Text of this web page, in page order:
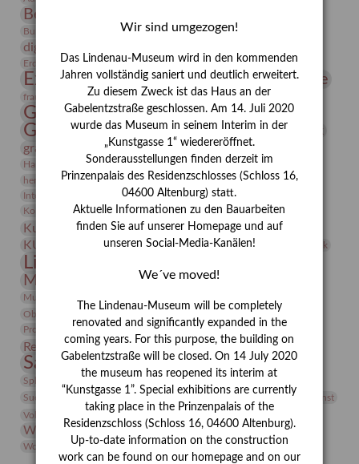
Bernhard August von Lindenau
Burg Posterstein Conrad Felixmüller Depot
digitallabor
Erdmann Julius Dietrich
Erlebnisportal estrusker Exlibris
Expressionismus Festrede Florenz Fotografie
frauen Frauen in der Antike und heute
Gerhard-Altenbourg-Preis
Gerhard Altenbourg
Gerhard Kurt Müller
grafische sammlung griechische Mythologie
Hanns-Conon von der Gabelentz Heinrich Kirchhoff Heldinnen
herman de vries Humboldt
Insekten
Integriertes Schädlingsmanagement
Italien Jahresempfang
Kolosseum
Kooperationsausstellung Korkmodelle Kunst
Kunstmuseum Kunstvermittlung Kunst von Kühl
KUNSTWAND Kurs Künstler Künstlerin Lehmbruck
Lindenau-Museum
Museumsgeschichte Museumsnacht
Museumspädagogik Natur
Objekt im Fokus
Phelloplastik
Pohlhof
Provenienz
Provenienzforschung
Restaurierung Rudi Lesser Ruth Wolf-Rehfeld
Sammlung Samstagszeichner Skulptur
Sonderausstellung
Sphinx
studio Studio Bildende Kunst
Suermondt-Ludwig-Museum
Vermittlung
Videokunst
Volontariat
Walter Rheiner Werefkin
Werkbetrachtung Winter Wissenschaft
Wolf and Dog
Wolf und Hund
Zirkuswoche
Wir sind umgezogen!
Das Lindenau-Museum wird in den kommenden
Jahren vollständig saniert und deutlich erweitert.
Zu diesem Zweck ist das Haus an der
Gabelentzstraße geschlossen. Am 14. Juli 2020
wurde das Museum in seinem Interim in der
„Kunstgasse 1“ wiedereröffnet.
Sonderausstellungen finden derzeit im
Prinzenpalais des Residenzschlosses (Schloss 16,
04600 Altenburg) statt.
Aktuelle Informationen zu den Bauarbeiten
finden Sie auf unserer Homepage und auf
unseren Social-Media-Kanälen!
We´ve moved!
The Lindenau-Museum will be completely
renovated and significantly expanded in the
coming years. For this purpose, the building on
Gabelentzstraße will be closed. On 14 July 2020
the museum has reopened its interim at
“Kunstgasse 1”. Special exhibitions are currently
taking place in the Prinzenpalais of the
Residenzschloss (Schloss 16, 04600 Altenburg).
Up-to-date information on the construction
work can be found on our homepage and on our